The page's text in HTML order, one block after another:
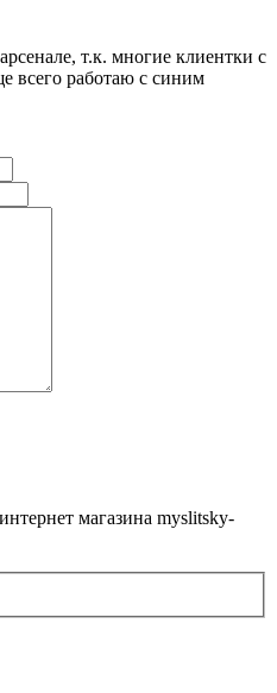
т.к. многие клиентки с
всего работаю с синим
магазина myslitsky-